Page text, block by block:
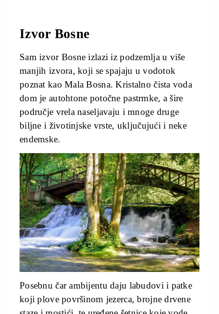
Izvor Bosne
Sam izvor Bosne izlazi iz podzemlja u više
manjih izvora, koji se spajaju u vodotok
poznat kao Mala Bosna. Kristalno čista voda
dom je autohtone potočne pastrmke, a šire
područje vrela naseljavaju i mnoge druge
biljne i životinjske vrste, uključujući i neke
endemske.
Posebnu čar ambijentu daju labudovi i patke
koji plove površinom jezerca, brojne drvene